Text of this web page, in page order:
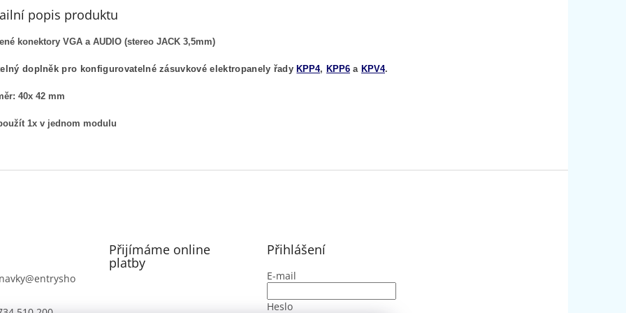
popis produktu
konektory VGA a AUDIO (stereo JACK 3,5mm)
doplněk pro konfigurovatelné zásuvkové elektropanely řady KPP4, KPP6 a KPV4.
40x 42 mm
1x v jednom modulu
@entrysho
Přijímáme online
platby
Přihlášení
E-mail
Heslo